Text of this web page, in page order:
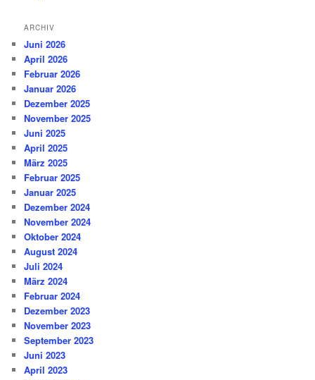
ARCHIV
Juni 2026
April 2026
Februar 2026
Januar 2026
Dezember 2025
November 2025
Juni 2025
April 2025
März 2025
Februar 2025
Januar 2025
Dezember 2024
November 2024
Oktober 2024
August 2024
Juli 2024
März 2024
Februar 2024
Dezember 2023
November 2023
September 2023
Juni 2023
April 2023